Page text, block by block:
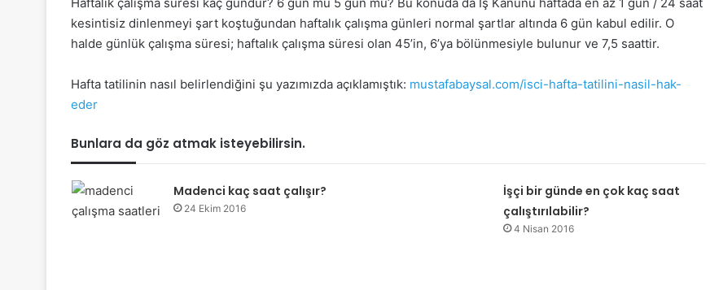
kesintisiz dinlenmeyi şart koştuğundan haftalık çalışma günleri normal şartlar altında 6 gün kabul edilir. O
halde günlük çalışma süresi; haftalık çalışma süresi olan 45’in, 6’ya bölünmesiyle bulunur ve 7,5 saattir.
Hafta tatilinin nasıl belirlendiğini şu yazımızda açıklamıştık: mustafabaysal.com/isci-hafta-tatilini-nasil-hak-
eder
Bunlara da göz atmak isteyebilirsin.
Madenci kaç saat çalışır?
24 Ekim 2016
İşçi bir günde en çok kaç saat
çalıştırılabilir?
4 Nisan 2016